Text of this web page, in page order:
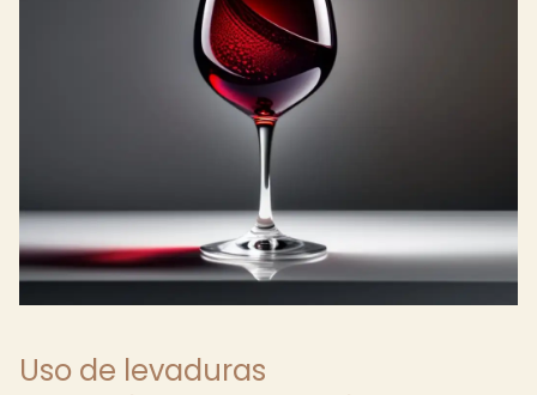
Uso de levaduras